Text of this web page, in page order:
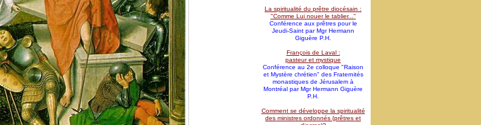
La spiritualité du prêtre diocésain :
"Comme Lui nouer le tablier..."
Conférence aux prêtres pour le
Jeudi-Saint par Mgr Hermann
Giguère P.H.
François de Laval :
pasteur et mystique
Conférence au 2e colloque "Raison
et Mystère chrétien" des Fraternités
monastiques de Jérusalem à
Montréal par Mgr Hermann Giguère
P.H.
Comment se développe la spiritualité
des ministres ordonnés (prêtres et